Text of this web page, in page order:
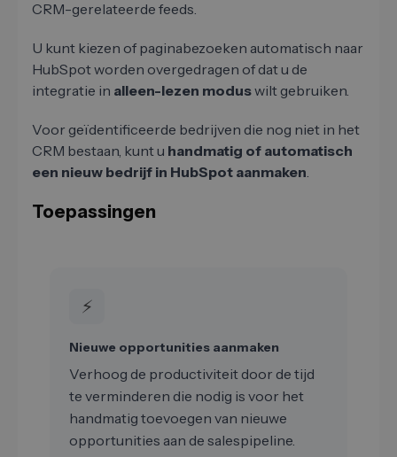
CRM-gerelateerde feeds.
U kunt kiezen of paginabezoeken automatisch naar
HubSpot worden overgedragen of dat u de
integratie in alleen-lezen moduswilt gebruiken.
Voor geïdentificeerde bedrijven die nog niet in het
CRM bestaan, kunt u handmatig of automatisch
een nieuw bedrijf in HubSpot aanmaken.
Toepassingen
⚡
Nieuwe opportunities aanmaken
Verhoog de productiviteit door de tijd
te verminderen die nodig is voor het
handmatig toevoegen van nieuwe
opportunities aan de salespipeline.